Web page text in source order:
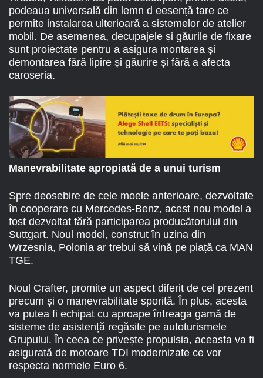
podeaua universală din lemn d eesență tare ce
permite instalarea ulterioară a sistemelor de atelier
mobil. De asemenea, decupajele și găurile de fixare
sunt proiectate pentru a asigura montarea și
demontarea fără lipire și găurire și fără a afecta
caroseria.
Manevrabilitate apropiată de a unui turism
Spre deosebire de cele moele anterioare, dezvoltate
în cooperare cu Mercedes-Benz, acest nou model a
fost dezvoltat fără participarea producătorului din
Suttgart. Noul model, construt în uzina din
Wrzesnia, Polonia ar trebui să vină pe piață ca MAN
TGE.
Noul Crafter, promite un aspect diferit de cel prezent
precum și o manevrabilitate sporită. În plus, acesta
va putea fi echipat cu aproape întreaga gamă de
sisteme de asistență regăsite pe autoturismele
Grupului. În ceea ce privește propulsia, aceasta va fi
asigurată de motoare TDI modernizate ce vor
respecta normele Euro 6.